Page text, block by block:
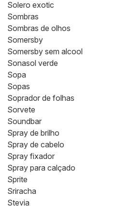
Solero exotic
Sombras
Sombras de olhos
Somersby
Somersby sem alcool
Sonasol verde
Sopa
Sopas
Soprador de folhas
Sorvete
Soundbar
Spray de brilho
Spray de cabelo
Spray fixador
Spray para calçado
Sprite
Sriracha
Stevia